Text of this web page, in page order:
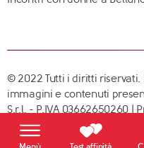
© 2022 Tutti i diritti
immagini e contenuti
S.r.l. - P.IVA 03662650260 |